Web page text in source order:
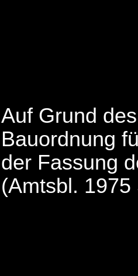
Auf Grund
Bauordnung
der Fassung
(Amtsbl.